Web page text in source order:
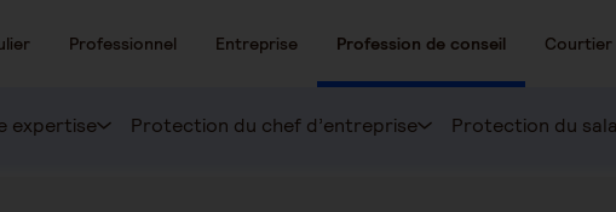
Professionnel Entreprise Profession de conseil Courtier
expertise Protection du chef d’entreprise Protection du